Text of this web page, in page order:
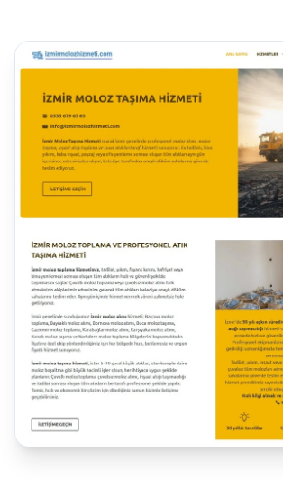
B2B Bayi
Yönetim
Yazılımı
Özel ERP
Çözümleri